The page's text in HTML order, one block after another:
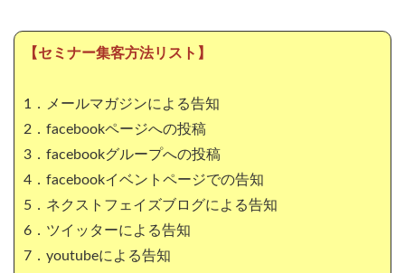
【セミナー集客方法リスト】
1．メールマガジンによる告知
2．facebookページへの投稿
3．facebookグループへの投稿
4．facebookイベントページでの告知
5．ネクストフェイズブログによる告知
6．ツイッターによる告知
7．youtubeによる告知